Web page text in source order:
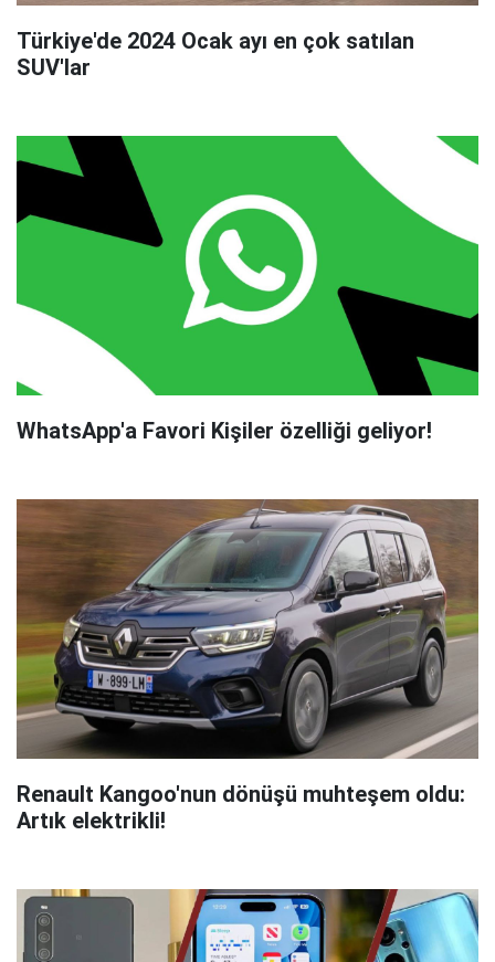
Türkiye'de 2024 Ocak ayı en çok satılan
SUV'lar
WhatsApp'a Favori Kişiler özelliği geliyor!
Renault Kangoo'nun dönüşü muhteşem oldu:
Artık elektrikli!